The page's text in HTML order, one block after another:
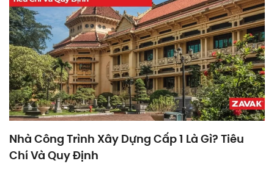
Nhà Công Trình Xây Dựng Cấp 1 Là Gì? Tiêu
Chí Và Quy Định